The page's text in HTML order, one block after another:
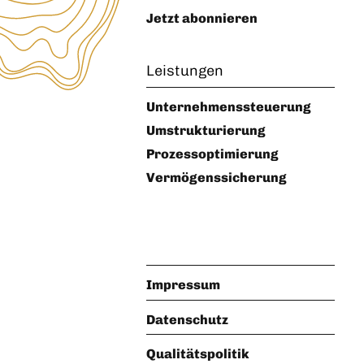
Jetzt abonnieren
Leistungen
Unternehmenssteuerung
Umstrukturierung
Prozessoptimierung
Vermögenssicherung
Impressum
Datenschutz
Qualitätspolitik